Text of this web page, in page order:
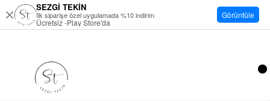
SEZGİ TEKİN
İlk siparişe özel uygulamada %10 indirim
Ücretsiz -Play Store'da
Görüntüle